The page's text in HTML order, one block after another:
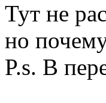
Тут не
но
P.s. В